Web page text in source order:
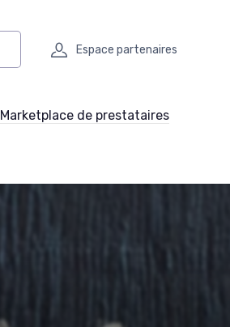
Espace partenaires
Marketplace de prestataires